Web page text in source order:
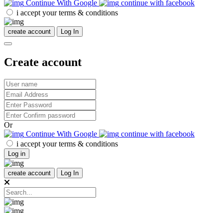
Continue With Google
continue with facebook
i accept your terms & conditions
create account Log In
Create account
Or
Continue With Google
continue with facebook
i accept your terms & conditions
Log in
create account Log In